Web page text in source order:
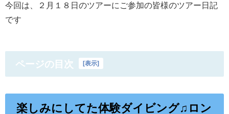
今回は、２月１８日のツアーにご参加の皆様のツアー日記
です
ページの目次 [表示]
楽しみにしてた体験ダイビング♫ロン